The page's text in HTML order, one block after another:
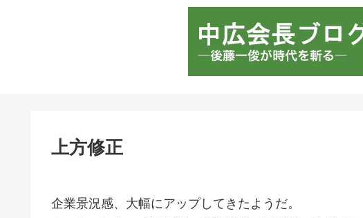
上方修正
企業景況感、大幅にアップしてきたようだ。